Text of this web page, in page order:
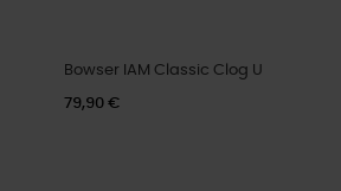
Bowser IAM Classic Clog U
79,90 €